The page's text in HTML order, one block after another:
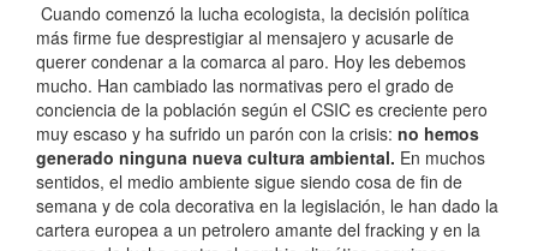
Cuando comenzó la lucha ecologista, la decisión política
más firme fue desprestigiar al mensajero y acusarle de
querer condenar a la comarca al paro. Hoy les debemos
mucho. Han cambiado las normativas pero el grado de
conciencia de la población según el CSIC es creciente pero
muy escaso y ha sufrido un parón con la crisis: no hemos
generado ninguna nueva cultura ambiental. En muchos
sentidos, el medio ambiente sigue siendo cosa de fin de
semana y de cola decorativa en la legislación, le han dado la
cartera europea a un petrolero amante del fracking y en la